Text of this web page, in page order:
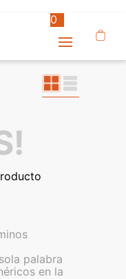
0
palabra
en la